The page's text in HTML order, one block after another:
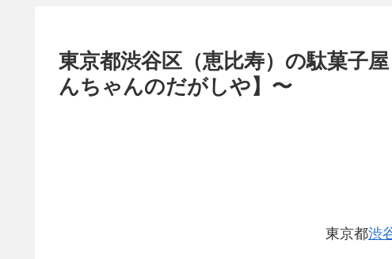
東京都渋谷区（恵比寿）の駄菓
んちゃんのだがしや】〜
東京都渋